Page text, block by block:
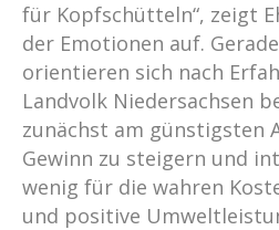
für Kopfschütteln“, zeigt
der Emotionen auf.
orientieren sich nach
Landvolk Niedersachsen
zunächst am günstigsten
Gewinn zu steigern und
wenig für die wahren
und positive